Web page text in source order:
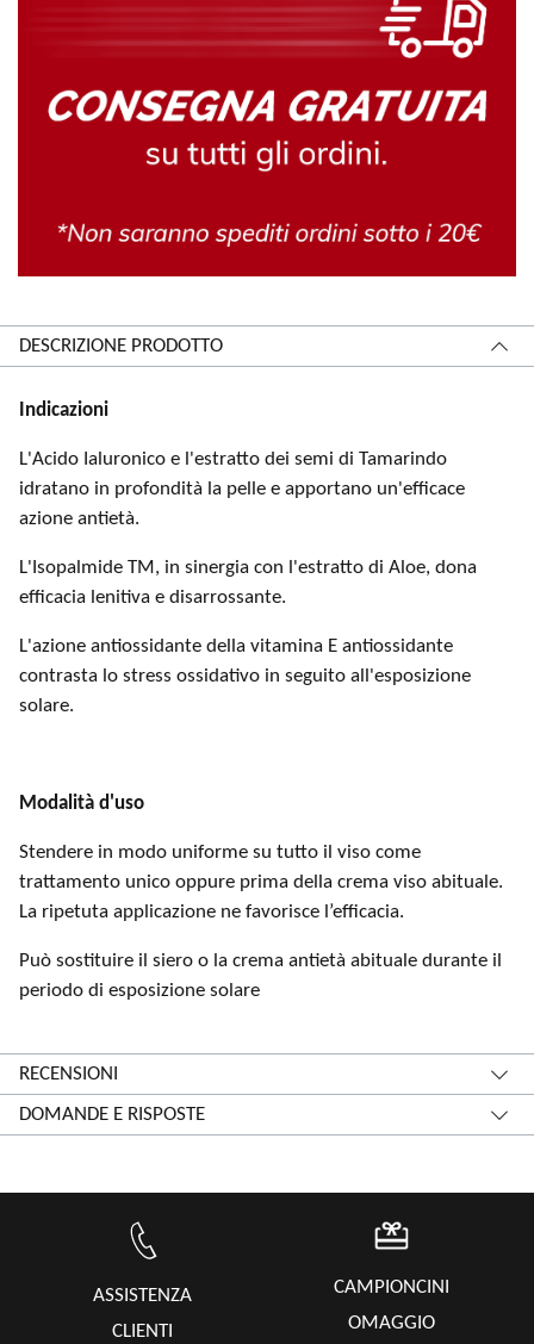
DESCRIZIONE PRODOTTO
Indicazioni
​L'Acido Ialuronico e l'estratto dei semi di Tamarindo
idratano in profondità la pelle e apportano un'efficace
azione antietà​​.
L'Isopalmide TM, in sin​ergia con l'estratto di Aloe, dona ​
efficacia lenitiva e disarrossante.
L'azione antiossidante della vitamina E antiossid​ante
contrasta lo stress ossidativo in seguito all'esposizione
solare.
Modalità d'uso
​Stendere in modo uniforme su tutto il viso come
trattamento unico oppure prima della crema viso abituale.
La ripetuta applicazione ne favorisce l’efficacia.
Può sostituire il siero o la crema antietà abituale durante il
periodo di esposizione solare
RECENSIONI
DOMANDE E RISPOSTE
ASSISTENZA
CLIENTI
CAMPIONCINI
OMAGGIO